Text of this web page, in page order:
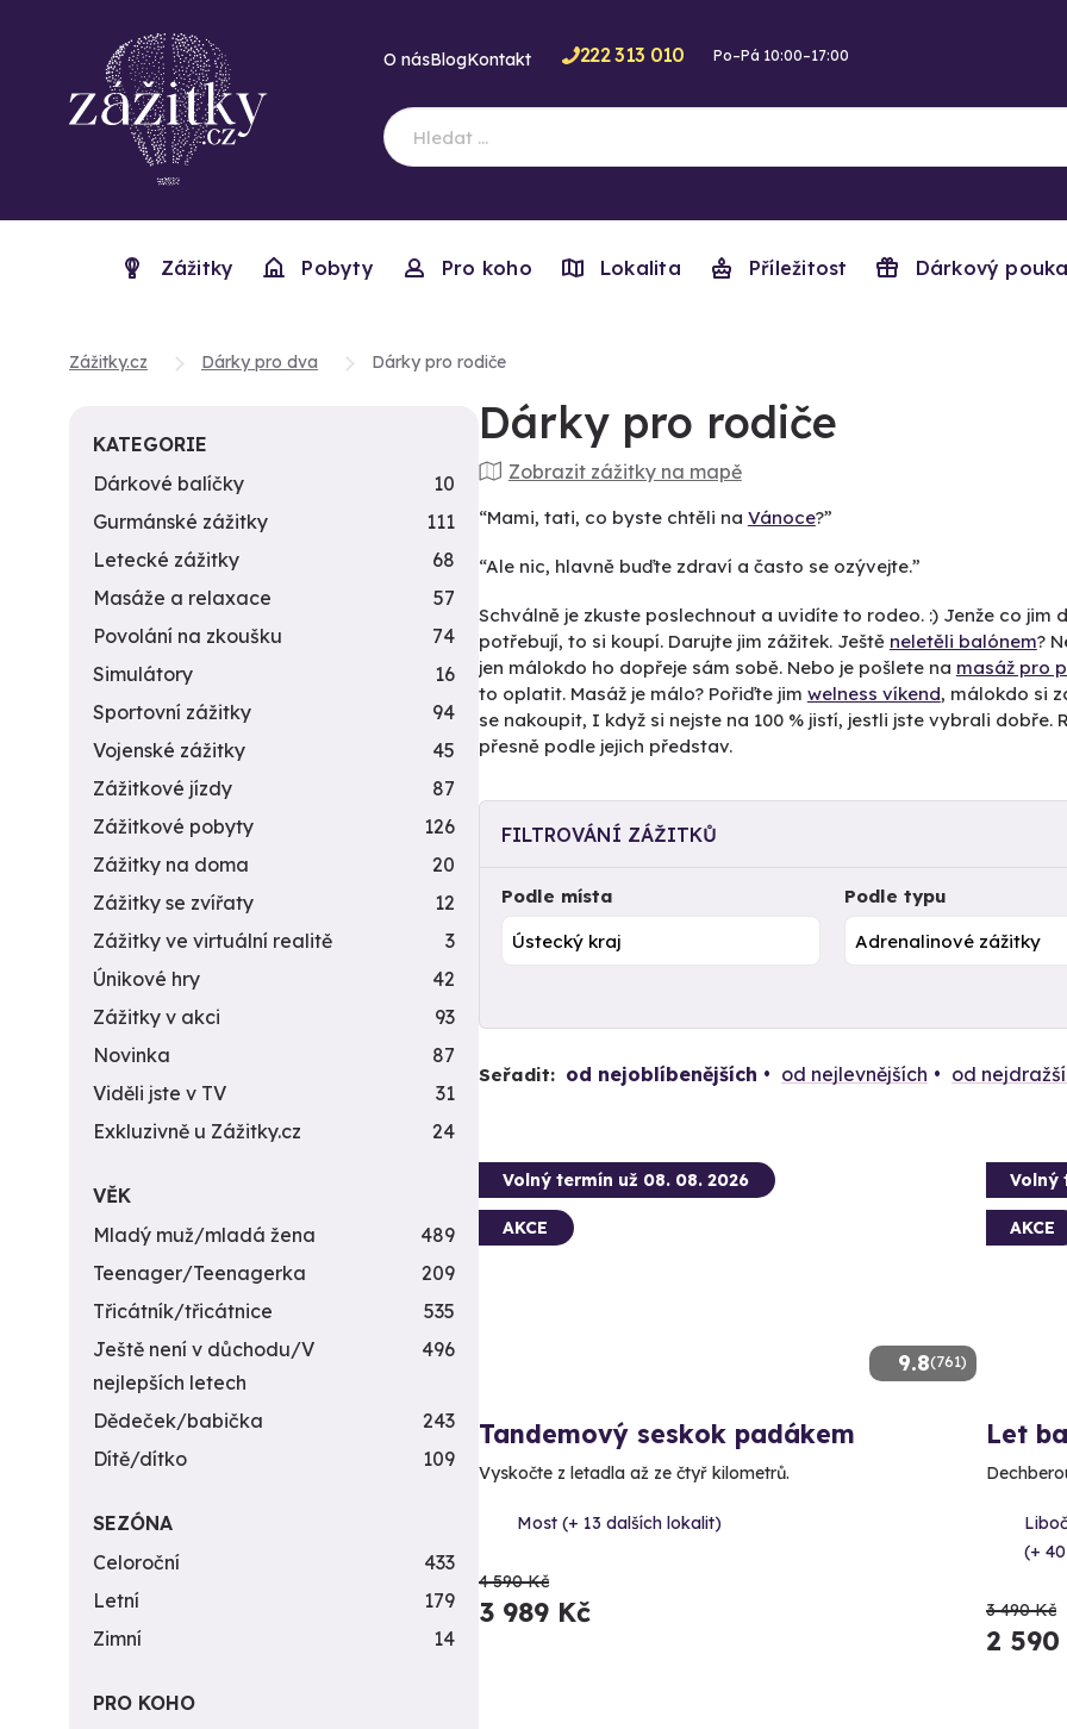
O násBlogKontakt 222 313 010 Po–Pá 10:00–17:00
Zážitky Pobyty Pro koho Lokalita Příležitost Dárkový
Zážitky.cz Dárky pro dva Dárky pro rodiče
Dárky pro rodiče
Zobrazit zážitky na mapě
“Mami, tati, co byste chtěli na Vánoce?”
“Ale nic, hlavně buďte zdraví a často se ozývejte.”
Schválně je zkuste poslechnout a uvidíte to rodeo. :) Jenže co
potřebují, to si koupí. Darujte jim zážitek. Ještě neletěli balónem?
jen málokdo ho dopřeje sám sobě. Nebo je pošlete na masáž pro
to oplatit. Masáž je málo? Pořiďte jim welness víkend, málokdo si
se nakoupit, I když si nejste na 100 % jistí, jestli jste vybrali
přesně podle jejich představ.
FILTROVÁNÍ ZÁŽITKŮ
Podle místa Podle typu
Seřadit: od nejoblíbenějších od nejlevnějších od
9.8(761)
Volný termín už 08. 08. 2026
AKCE
Tandemový seskok padákem
Vyskočte z letadla až ze čtyř kilometrů.
Most (+ 13 dalších lokalit)
4 590 Kč
3 989 Kč
Volný
AKCE
Let
(+
3 490 Kč
2 590
KATEGORIE
Dárkové balíčky
10
Gurmánské zážitky
111
Letecké zážitky
68
Masáže a relaxace
57
Povolání na zkoušku
74
Simulátory
16
Sportovní zážitky
94
Vojenské zážitky
45
Zážitkové jízdy
87
Zážitkové pobyty
126
Zážitky na doma
20
Zážitky se zvířaty
12
Zážitky ve virtuální realitě
3
Únikové hry
42
Zážitky v akci
93
Novinka
87
Viděli jste v TV
31
Exkluzivně u Zážitky.cz
24
VĚK
Mladý muž/mladá žena
489
Teenager/Teenagerka
209
Třicátník/třicátnice
535
Ještě není v důchodu/V
nejlepších letech
496
Dědeček/babička
243
Dítě/dítko
109
SEZÓNA
Celoroční
433
Letní
179
Zimní
14
PRO KOHO